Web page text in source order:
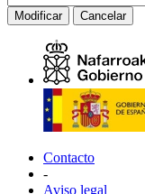
Modificar Cancelar
Contacto
-
Aviso legal